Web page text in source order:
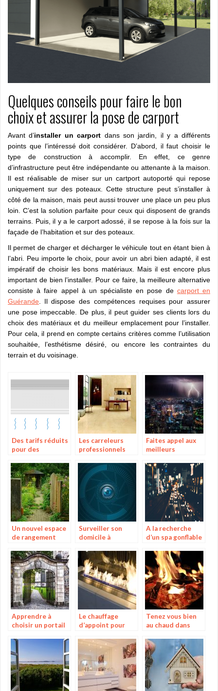
Quelques conseils pour faire le bon
choix et assurer la pose de carport
Avant d’installer un carport dans son jardin, il y a différents
points que l’intéressé doit considérer. D’abord, il faut choisir le
type de construction à accomplir. En effet, ce genre
d’infrastructure peut être indépendante ou attenante à la maison.
Il est réalisable de miser sur un cartport autoporté qui repose
uniquement sur des poteaux. Cette structure peut s’installer à
côté de la maison, mais peut aussi trouver une place un peu plus
loin. C’est la solution parfaite pour ceux qui disposent de grands
terrains. Puis, il y a le carport adossé, il se repose à la fois sur la
façade de l’habitation et sur des poteaux.
Il permet de charger et décharger le véhicule tout en étant bien à
l’abri. Peu importe le choix, pour avoir un abri bien adapté, il est
impératif de choisir les bons matériaux. Mais il est encore plus
important de bien l’installer. Pour ce faire, la meilleure alternative
consiste à faire appel à un spécialiste en pose de carport en
Guérande
Il dispose des compétences requises pour assurer
une pose impeccable. De plus, il peut guider ses clients lors du
choix des matériaux et du meilleur emplacement pour l’installer.
Pour cela, il prend en compte certains critères comme l’utilisation
souhaitée, l’esthétisme désiré, ou encore les contraintes du
terrain et du voisinage.
Des tarifs réduits
pour des
qualité en ligne
Les carreleurs
professionnels
Faites appel aux
meilleurs
France!
Un nouvel espace
de rangement
Surveiller son
domicile à
une alarme
spéciale
A la recherche
d’un spa gonflable
Apprendre à
choisir un portail
Le chauffage
d’appoint pour
la maison
Tenez vous bien
au chaud dans
au brasero !